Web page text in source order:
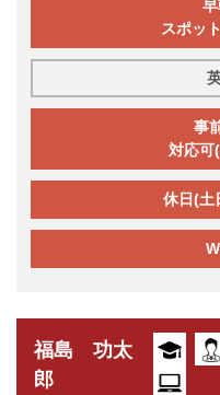
スポッ
事
対応可
休日(土
福島 功太
郎